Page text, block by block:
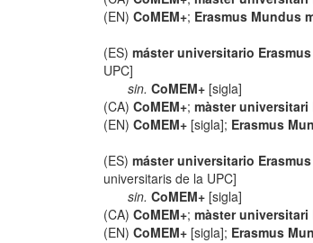
(EN)CoMEM+; Erasmus Mundus
(ES)máster universitario
UPC]
sin. CoMEM+[sigla]
(CA)CoMEM+;màster universitari
(EN)CoMEM+ [sigla]; Erasmus
(ES)máster universitario
universitaris de la UPC]
sin. CoMEM+[sigla]
(CA)CoMEM+;màster
(EN)CoMEM+ [sigla]; Erasmus